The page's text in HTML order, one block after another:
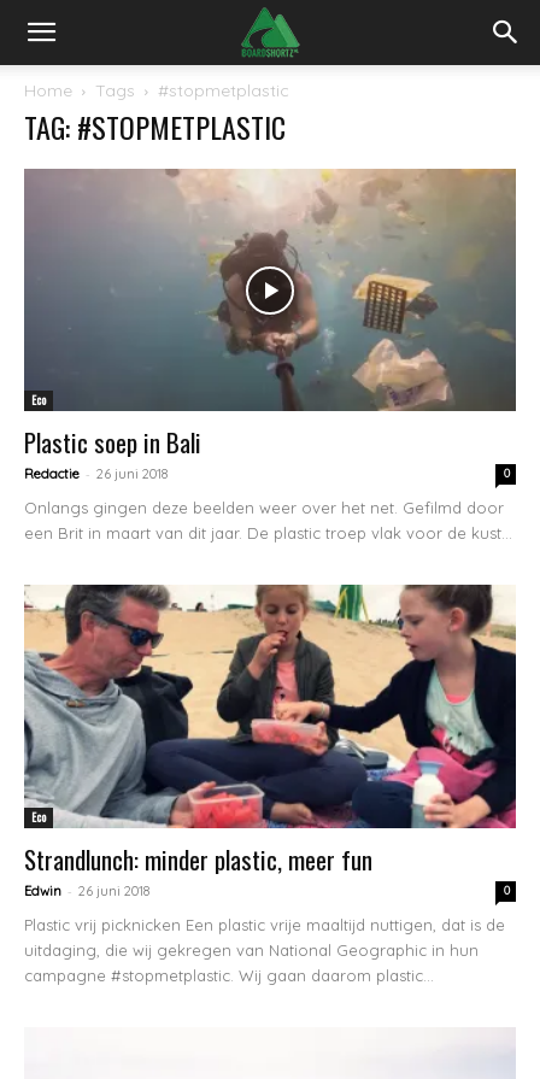
Home Tags #stopmetplastic
TAG: #STOPMETPLASTIC
Eco
Plastic soep in Bali
Redactie - 26 juni 2018 0
Onlangs gingen deze beelden weer over het net. Gefilmd door
een Brit in maart van dit jaar. De plastic troep vlak voor de kust...
Eco
Strandlunch: minder plastic, meer fun
Edwin - 26 juni 2018 0
Plastic vrij picknicken Een plastic vrije maaltijd nuttigen, dat is de
uitdaging, die wij gekregen van National Geographic in hun
campagne #stopmetplastic. Wij gaan daarom plastic...